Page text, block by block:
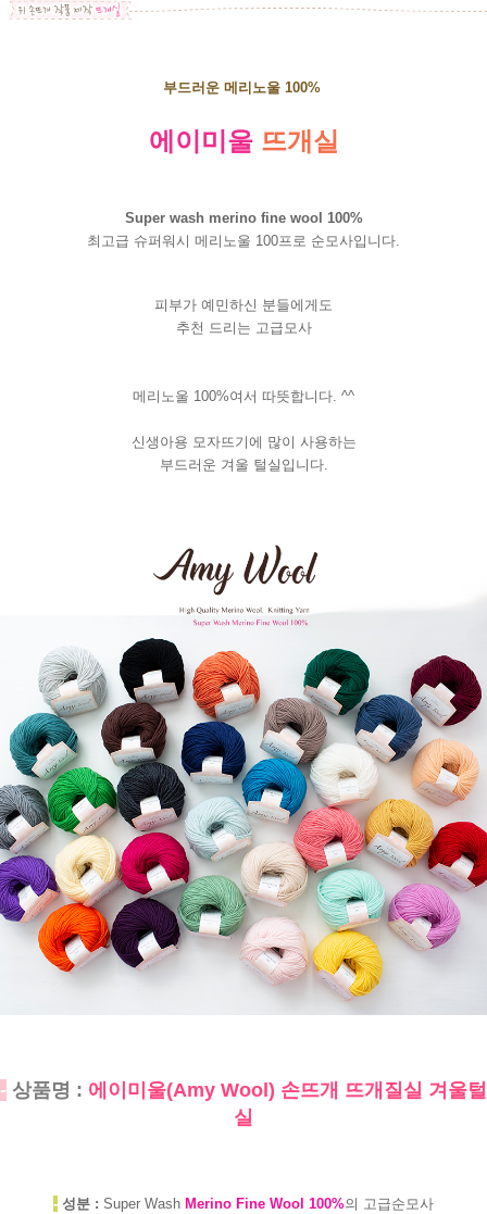
부드러운 메리노울 100%
에이미울 뜨개실
Super wash merino fine wool 100%
최고급 슈퍼워시 메리노울 100프로 순모사입니다.
피부가 예민하신 분들에게도
추천 드리는 고급모사
메리노울 100%여서 따뜻합니다. ^^
신생아용 모자뜨기에 많이 사용하는
부드러운 겨울 털실입니다.
- 상품명 : 에이미울(Amy Wool) 손뜨개 뜨개질실 겨울털
실
- 성분 : Super Wash Merino Fine Wool 100%의 고급순모사